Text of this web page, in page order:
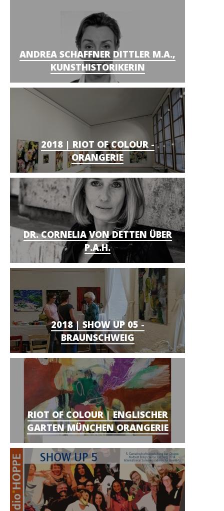
ANDREA SCHAFFNER DITTLER M.A.,
KUNSTHISTORIKERIN
2018 | RIOT OF COLOUR -
ORANGERIE
DR. CORNELIA VON DETTEN ÜBER
P.A.H.
2018 | SHOW UP 05 -
BRAUNSCHWEIG
RIOT OF COLOUR | ENGLISCHER
GARTEN MÜNCHEN ORANGERIE